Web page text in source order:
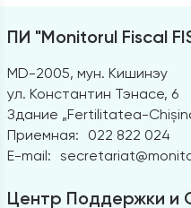
ПИ "Monitorul Fiscal
MD-2005, мун. Кишинэу
ул. Константин Тэнасе, 6
Здание „Fertilitatea-
Приемная:
022 822 024
E-mail:
Центр Поддержки и